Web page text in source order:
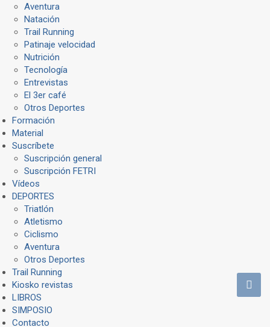
Aventura
Natación
Trail Running
Patinaje velocidad
Nutrición
Tecnología
Entrevistas
El 3er café
Otros Deportes
Formación
Material
Suscríbete
Suscripción general
Suscripción FETRI
Vídeos
DEPORTES
Triatlón
Atletismo
Ciclismo
Aventura
Otros Deportes
Trail Running
Kiosko revistas
LIBROS
SIMPOSIO
Contacto